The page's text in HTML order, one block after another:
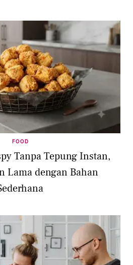
FOOD
Tanpa Tepung Instan,
Lama dengan Bahan